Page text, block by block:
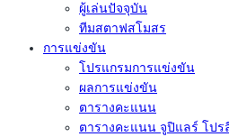
ผู้เล่นปัจจุบัน
ทีมสตาฟสโมสร
การแข่งขัน
โปรแกรมการแข่งขัน
ผลการแข่งขัน
ตารางคะแนน
ตารางคะแนน จูปิแลร์ โปร